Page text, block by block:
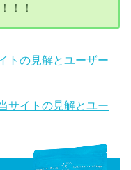
！！
トの見解とユーザー
サイトの見解とユー